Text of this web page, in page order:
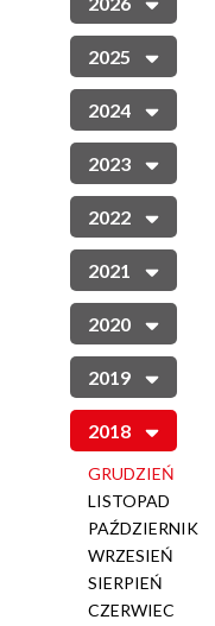
2025
2024
2023
2022
2021
2020
2019
2018
GRUDZIEŃ
LISTOPAD
PAŹDZIERNIK
WRZESIEŃ
SIERPIEŃ
CZERWIEC